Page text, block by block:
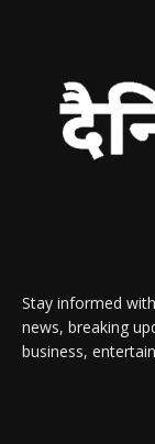
Stay informed
news, breaking
business,